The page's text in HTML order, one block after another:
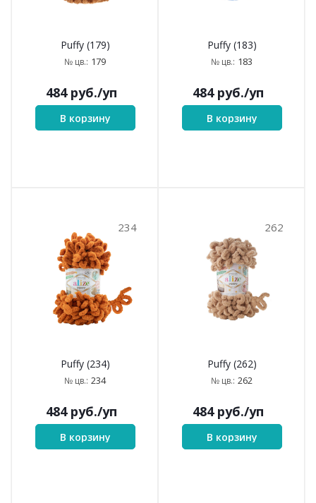
Puffy (179)
№ цв.: 179
484руб./уп
В корзину
Puffy (183)
№ цв.: 183
484руб./уп
В корзину
234
Puffy (234)
№ цв.: 234
484руб./уп
В корзину
262
Puffy (262)
№ цв.: 262
484руб./уп
В корзину